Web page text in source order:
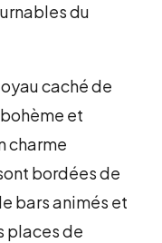
du
caché de
et
charme
bordées de
bars animés et
places de